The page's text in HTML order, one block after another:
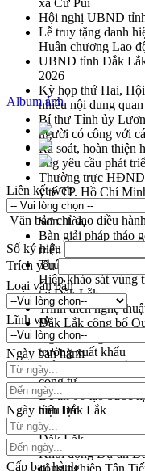
xã Cư Pui
Hội nghị UBND
Lễ truy tặng danh
Huân chương Lao
UBND tỉnh Đắk
2026
Kỳ họp thứ Hai,
nhiều nội dung
Bí thư Tỉnh ủy
người có công với
Rà soát, hoàn thiện
ứng yêu cầu phát
Thường trực HĐND
y tế TP. Hồ Chí
Lễ truy điệu và an
Sơn Hòa
Bàn giải pháp tháo
triển khai quy định
Thứ trưởng Bộ
Hiệp khảo sát vùng
tại Đắk Lắk
Trình diễn nghệ
Đắk Lắk công bố
Ngành cá ngừ Đắk
trường xuất khẩu
Diễn đàn Kinh tế tư
công tư
Đề án 06 tạo bước
tỉnh Đắk Lắk
Kết nối tour, đẩy
Đắk Lắk
Khởi động Dự án
Album ảnh
Liên kết web
Văn bản chỉ đạo điều hành
Số ký hiệu
Trích yếu
Loại văn bản
Lĩnh vực
Ngày ban hành
Ngày hiệu lực
Cấp ban hành